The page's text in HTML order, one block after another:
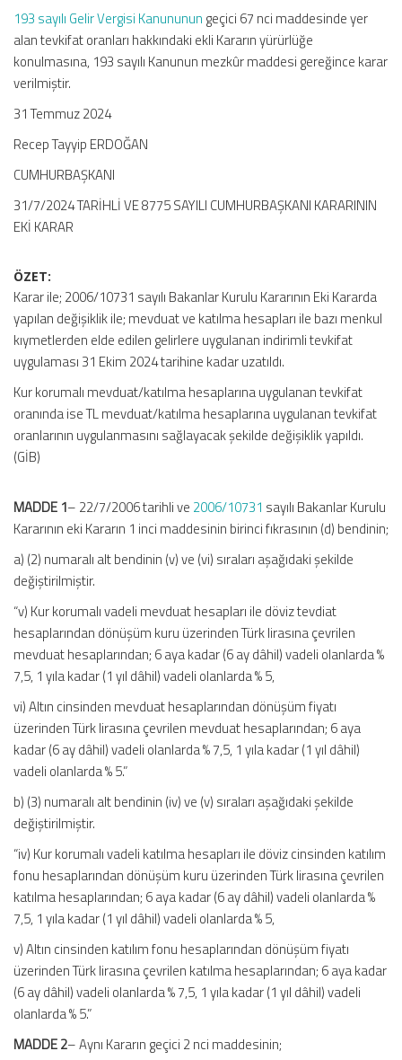
193 sayılı Gelir Vergisi Kanununun geçici 67 nci maddesinde yer
alan tevkifat oranları hakkındaki ekli Kararın yürürlüğe
konulmasına, 193 sayılı Kanunun mezkûr maddesi gereğince karar
verilmiştir.
31 Temmuz 2024
Recep Tayyip ERDOĞAN
CUMHURBAŞKANI
31/7/2024 TARİHLİ VE 8775 SAYILI CUMHURBAŞKANI KARARININ
EKİ KARAR
ÖZET:
Karar ile; 2006/10731 sayılı Bakanlar Kurulu Kararının Eki Kararda
yapılan değişiklik ile; mevduat ve katılma hesapları ile bazı menkul
kıymetlerden elde edilen gelirlere uygulanan indirimli tevkifat
uygulaması 31 Ekim 2024 tarihine kadar uzatıldı.
Kur korumalı mevduat/katılma hesaplarına uygulanan tevkifat
oranında ise TL mevduat/katılma hesaplarına uygulanan tevkifat
oranlarının uygulanmasını sağlayacak şekilde değişiklik yapıldı.
(GİB)
MADDE 1– 22/7/2006 tarihli ve 2006/10731 sayılı Bakanlar Kurulu
Kararının eki Kararın 1 inci maddesinin birinci fıkrasının (d) bendinin;
a) (2) numaralı alt bendinin (v) ve (vi) sıraları aşağıdaki şekilde
değiştirilmiştir.
“v) Kur korumalı vadeli mevduat hesapları ile döviz tevdiat
hesaplarından dönüşüm kuru üzerinden Türk lirasına çevrilen
mevduat hesaplarından; 6 aya kadar (6 ay dâhil) vadeli olanlarda %
7,5, 1 yıla kadar (1 yıl dâhil) vadeli olanlarda % 5,
vi) Altın cinsinden mevduat hesaplarından dönüşüm fiyatı
üzerinden Türk lirasına çevrilen mevduat hesaplarından; 6 aya
kadar (6 ay dâhil) vadeli olanlarda % 7,5, 1 yıla kadar (1 yıl dâhil)
vadeli olanlarda % 5.”
b) (3) numaralı alt bendinin (iv) ve (v) sıraları aşağıdaki şekilde
değiştirilmiştir.
“iv) Kur korumalı vadeli katılma hesapları ile döviz cinsinden katılım
fonu hesaplarından dönüşüm kuru üzerinden Türk lirasına çevrilen
katılma hesaplarından; 6 aya kadar (6 ay dâhil) vadeli olanlarda %
7,5, 1 yıla kadar (1 yıl dâhil) vadeli olanlarda % 5,
v) Altın cinsinden katılım fonu hesaplarından dönüşüm fiyatı
üzerinden Türk lirasına çevrilen katılma hesaplarından; 6 aya kadar
(6 ay dâhil) vadeli olanlarda % 7,5, 1 yıla kadar (1 yıl dâhil) vadeli
olanlarda % 5.”
MADDE 2– Aynı Kararın geçici 2 nci maddesinin;